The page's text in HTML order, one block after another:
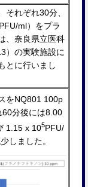
それぞれ30分、
ml）をプラ
、奈良県立医科
）の実験施設に
とに行いまし
をNQ801 100p
60分後には8.00
1.15 x 105PFU/
しました。